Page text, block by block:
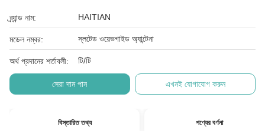
ব্র্যান্ড নাম: HAITIAN
মডেল নম্বর: স্লটেড ওয়েভগাইড অ্যান্টেনা
অর্থ প্রদানের শর্তাবলী: টি/টি
সেরা দাম পান এখনই যোগাযোগ করুন
বিস্তারিত তথ্য পণ্যের বর্ণনা